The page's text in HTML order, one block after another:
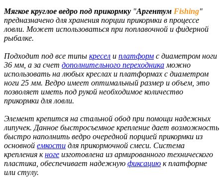
Мягкое круглое ведро под прикормку "Аргентум Fishing"
предназначено для хранения порции прикормки в процессе
ловли. Может использоваться при поплавочной и фидерной
рыбалке.
Подходит под все типы кресел и платформ с диаметром ноги
36 мм, а за счет дополнительного переходника можно
использовать на любых креслах и платформах с диаметром
ноги 25 мм. Ведро имеет оптимальный размер и объем, это
позволяет иметь под рукой необходимое количество
прикормки для ловли.
Элемент крепится на стальной обод при помощи надежных
липучек. Данное быстросъемное крепление дает возможность
быстро наполнить ведро очередной порцией прикормки из
основной емкости для прикормочной смеси. Система
крепления кноге изготовлена из армированного технического
пластика, обеспечивает надежную фиксацию к платформе
или стулу.